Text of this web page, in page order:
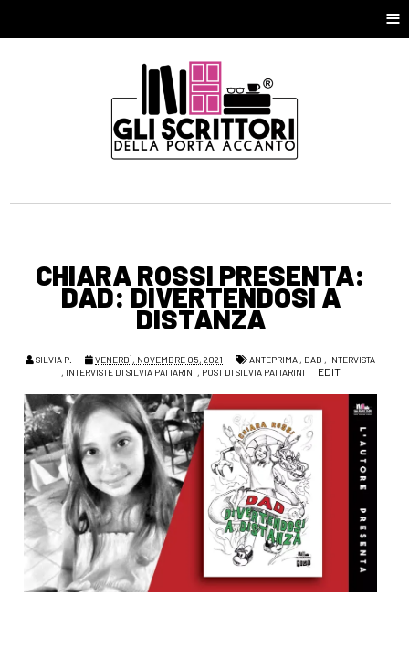
≡
CHIARA ROSSI PRESENTA:
DAD: DIVERTENDOSI A
DISTANZA
SILVIA P. VENERDÌ, NOVEMBRE 05, 2021 ANTEPRIMA , DAD , INTERVISTA
, INTERVISTE DI SILVIA PATTARINI , POST DI SILVIA PATTARINI EDIT